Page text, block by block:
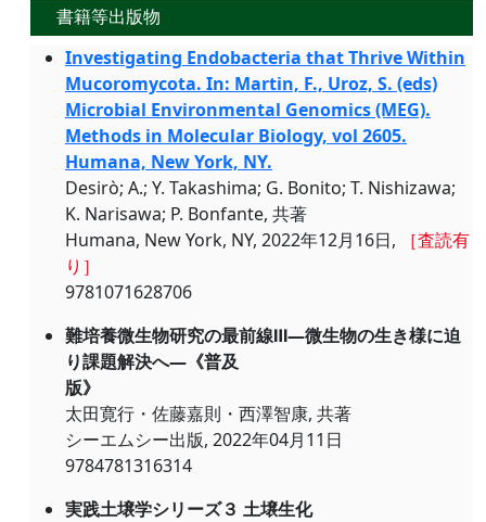
書籍等出版物
Investigating Endobacteria that Thrive Within
Mucoromycota. In: Martin, F., Uroz, S. (eds)
Microbial Environmental Genomics (MEG).
Methods in Molecular Biology, vol 2605.
Humana, New York, NY.
Desirò; A.; Y. Takashima; G. Bonito; T. Nishizawa;
K. Narisawa; P. Bonfante, 共著
Humana, New York, NY, 2022年12月16日,
［査読有
り］
9781071628706
難培養微生物研究の最前線Ⅲ―微生物の生き様に迫
り課題解決へ―《普及
版》
太田寛行・佐藤嘉則・西澤智康, 共著
シーエムシー出版, 2022年04月11日
9784781316314
実践土壌学シリーズ３ 土壌生化